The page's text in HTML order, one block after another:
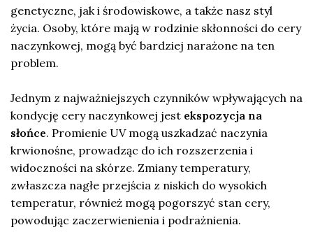
genetyczne, jak i środowiskowe, a także nasz styl
życia. Osoby, które mają w rodzinie skłonności do cery
naczynkowej, mogą być bardziej narażone na ten
problem.
Jednym z najważniejszych czynników wpływających na
kondycję cery naczynkowej jest ekspozycja na
słońce. Promienie UV mogą uszkadzać naczynia
krwionośne, prowadząc do ich rozszerzenia i
widoczności na skórze. Zmiany temperatury,
zwłaszcza nagłe przejścia z niskich do wysokich
temperatur, również mogą pogorszyć stan cery,
powodując zaczerwienienia i podrażnienia.